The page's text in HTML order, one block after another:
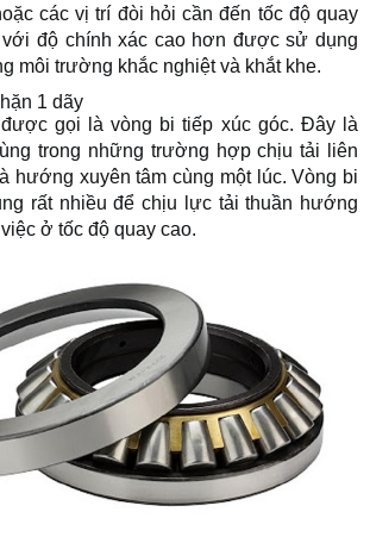
các vị trí đòi hỏi cần đến tốc độ quay
độ chính xác cao hơn được sử dụng
môi trường khắc nghiệt và khắt khe.
1 dãy
gọi là vòng bi tiếp xúc góc. Đây là
trong những trường hợp chịu tải liên
hướng xuyên tâm cùng một lúc. Vòng bi
rất nhiều để chịu lực tải thuần hướng
ở tốc độ quay cao.